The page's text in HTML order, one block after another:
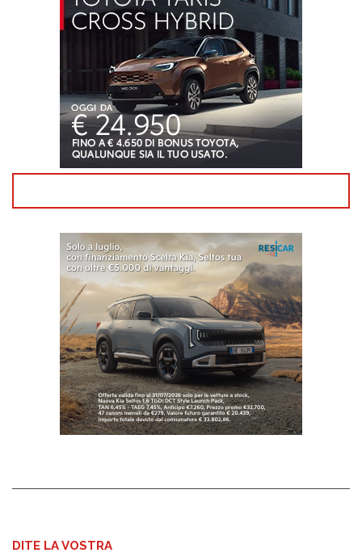
DITE LA VOSTRA